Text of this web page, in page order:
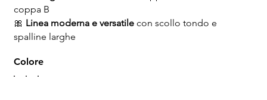
coppa B
🎀 Linea moderna e versatilecon scollo tondo e
spalline larghe
Colore